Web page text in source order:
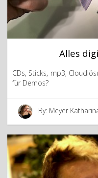
Alles
CDs, Sticks, mp3,
für Demos?
By: Meyer